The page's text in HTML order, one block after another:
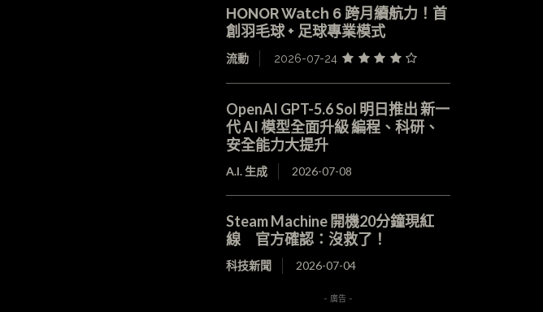
HONOR Watch 6 跨月續航力！首
創羽毛球 + 足球專業模式
流動 2026-07-24
OpenAI GPT-5.6 Sol 明日推出 新一
代 AI 模型全面升級 編程、科研、
安全能力大提升
A.I. 生成 2026-07-08
Steam Machine 開機20分鐘現紅
線 官方確認：沒救了！
科技新聞 2026-07-04
- 廣告 -